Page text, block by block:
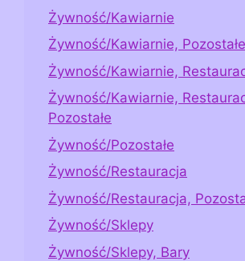
Żywność/Kawiarnie
Żywność/Kawiarnie, Pozostałe
Żywność/Kawiarnie,
Żywność/Kawiarnie,
Pozostałe
Żywność/Pozostałe
Żywność/Restauracja
Żywność/Restauracja,
Żywność/Sklepy
Żywność/Sklepy, Bary